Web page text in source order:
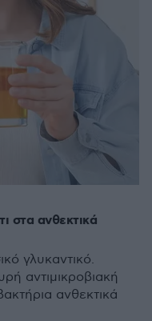
στα ανθεκτικά
γλυκαντικό.
αντιμικροβιακή
ανθεκτικά